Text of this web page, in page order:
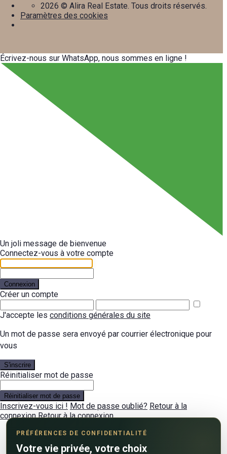
2026 © Alira Real Estate. Tous droits réservés.
Paramètres des cookies
PRÉFÉRENCES DE CONFIDENTIALITÉ
Votre vie privée, votre choix
Écrivez-nous sur WhatsApp, nous sommes en ligne !
Un joli message de bienvenue
Connectez-vous à votre compte
Connexion
Créer un compte
J'accepte les conditions générales du site
Un mot de passe sera envoyé par courrier électronique pour
vous
S'inscrire
Réinitialiser mot de passe
Réinitialiser mot de passe
Inscrivez-vous ici ! Mot de passe oublié? Retour à la
connexion Retour à la connexion